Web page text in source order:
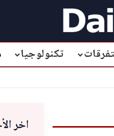
تكنولوجيا
اخر